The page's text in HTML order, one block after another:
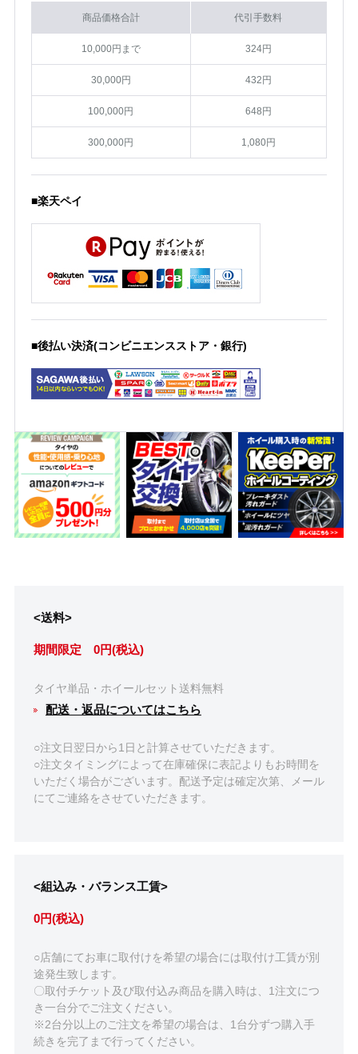
商品価格合計 代引手数料
10,000円まで 324円
30,000円 432円
100,000円 648円
300,000円 1,080円
■楽天ペイ
■後払い決済(コンビニエンスストア・銀行)
<送料>
期間限定 0円(税込)
タイヤ単品・ホイールセット送料無料
配送・返品についてはこちら
○注文日翌日から1日と計算させていただきます。
○注文タイミングによって在庫確保に表記よりもお時間を
いただく場合がございます。配送予定は確定次第、メール
にてご連絡をさせていただきます。
<組込み・バランス工賃>
0円(税込)
○店舗にてお車に取付けを希望の場合には取付け工賃が別
途発生致します。
〇取付チケット及び取付込み商品を購入時は、1注文につ
き一台分でご注文ください。
※2台分以上のご注文を希望の場合は、1台分ずつ購入手
続きを完了まで行ってください。